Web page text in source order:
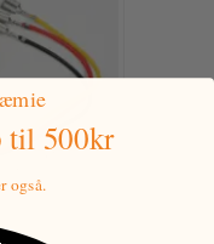
til 500kr
også.